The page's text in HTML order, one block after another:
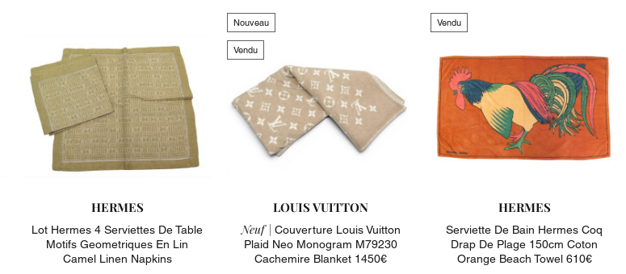
HERMES
Lot Hermes 4 Serviettes De Table
Motifs Geometriques En Lin
Camel Linen Napkins
Nouveau
Vendu
LOUIS VUITTON
Neuf | Couverture Louis Vuitton
Plaid Neo Monogram M79230
Cachemire Blanket 1450€
Vendu
HERMES
Serviette De Bain Hermes Coq
Drap De Plage 150cm Coton
Orange Beach Towel 610€